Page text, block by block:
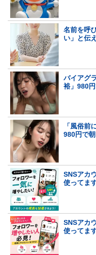
名前を呼
い」と伝
バイアグ
裕」980
「風俗前
980円で
SNSアカ
使ってます
SNSアカ
使ってます